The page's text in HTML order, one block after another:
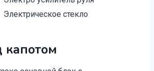
Электрическое стекло
капотом